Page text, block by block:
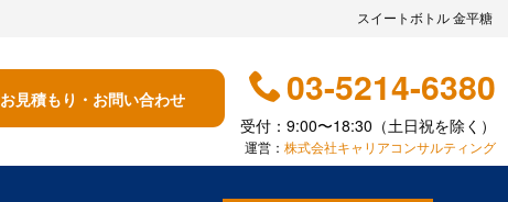
スイートボトル 金平糖
お見積もり・お問い合わせ 03-5214-6380
受付：9:00〜18:30（土日祝を除く）
運営：株式会社キャリアコンサルティング